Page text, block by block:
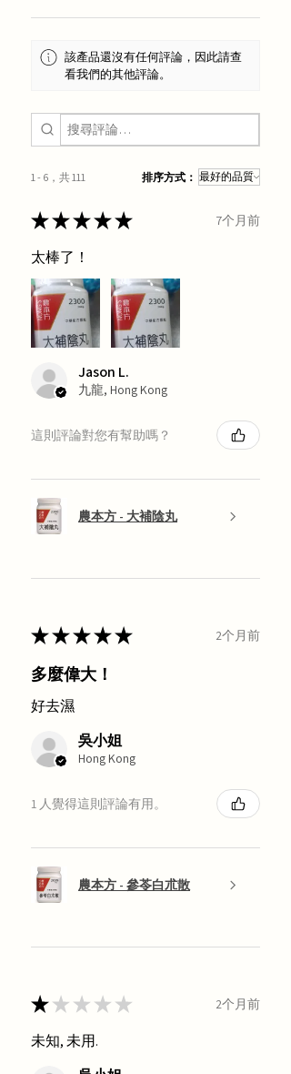
該產品還沒有任何評論，因此請查
看我們的其他評論。
1 - 6，共 111 排序方式：
★★★★★ 7个月前
太棒了！
Jason L.
九龍, Hong Kong
這則評論對您有幫助嗎？
農本方 - 大補陰丸
★★★★★ 2个月前
多麼偉大！
好去濕
吳小姐
Hong Kong
1 人覺得這則評論有用。
農本方 - 參苓白朮散
★★★★★ 2个月前
未知, 未用.